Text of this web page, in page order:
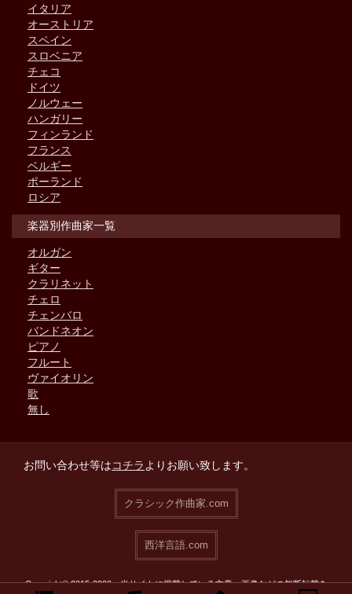
イタリア
オーストリア
スペイン
スロベニア
チェコ
ドイツ
ノルウェー
ハンガリー
フィンランド
フランス
ベルギー
ポーランド
ロシア
楽器別作曲家一覧
オルガン
ギター
クラリネット
チェロ
チェンバロ
バンドネオン
ピアノ
フルート
ヴァイオリン
歌
無し
お問い合わせ等はコチラ よりお願い致します。
クラシック作曲家.com
西洋言語.com
Copyright© 2015-2026 当サイトに掲載している文章・画像などの無断転載を